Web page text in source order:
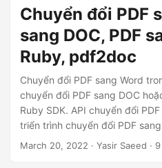
xem, hệ điều hành hoặc thiết
Chuyển đổi PDF
sang DOC, PDF
Ruby, pdf2doc
Chuyển đổi PDF sang Word
chuyển đổi PDF sang DOC
Ruby SDK. API chuyển đổi
triển trình chuyển đổi PDF
March 20, 2022 · Yasir Saeed ·